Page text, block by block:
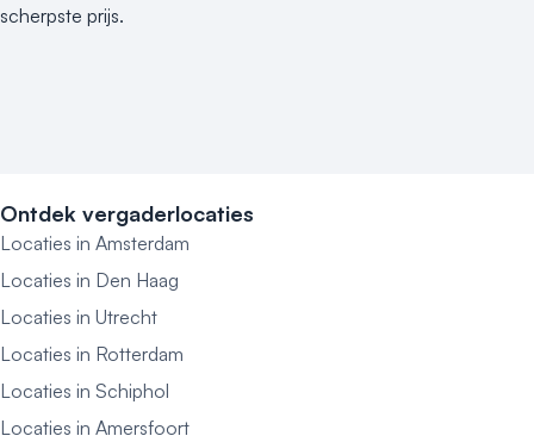
scherpste prijs.
Ontdek vergaderlocaties
Locaties in Amsterdam
Locaties in Den Haag
Locaties in Utrecht
Locaties in Rotterdam
Locaties in Schiphol
Locaties in Amersfoort